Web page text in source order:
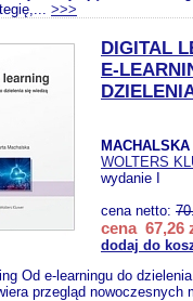
>>>
DIGITAL
E-
WOLTERS
wydanie I
cena netto:
cena 67,26
dodaj do
Od e-learningu do
przegląd nowoczesnych